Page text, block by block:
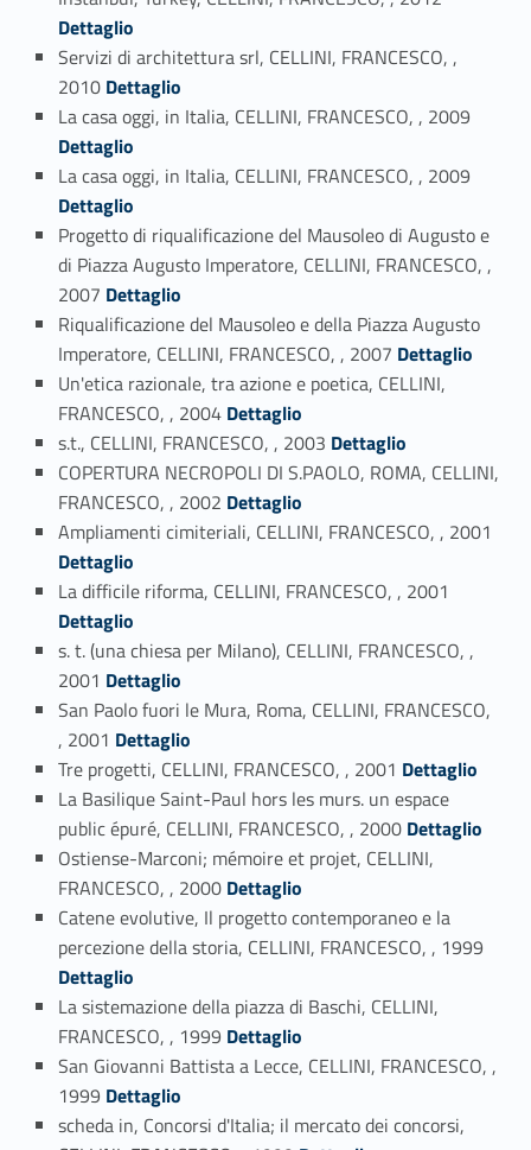
Dettaglio
Servizi di architettura srl, CELLINI, FRANCESCO, ,
2010 Link identifier #identifier_person_140615-9Dettaglio
La casa oggi, in Italia, CELLINI, FRANCESCO, , 2009
Dettaglio
La casa oggi, in Italia, CELLINI, FRANCESCO, , 2009
Dettaglio
Progetto di riqualificazione del Mausoleo di Augusto e
di Piazza Augusto Imperatore, CELLINI, FRANCESCO, ,
2007 Link identifier #identifier_person_161965-12
Dettaglio
Riqualificazione del Mausoleo e della Piazza Augusto
Imperatore, CELLINI, FRANCESCO, , 2007 Link identifier #identifier_person_123735-13
Dettaglio
Un'etica razionale, tra azione e poetica, CELLINI,
FRANCESCO, , 2004 Link identifier #identifier_person_154687-14
Dettaglio
s.t., CELLINI, FRANCESCO, , 2003 Link identifier #identifier_person_12978-15
Dettaglio
COPERTURA NECROPOLI DI S.PAOLO, ROMA, CELLINI,
FRANCESCO, , 2002 Link identifier #identifier_person_18888-16
Dettaglio
Ampliamenti cimiteriali, CELLINI, FRANCESCO, , 2001
Dettaglio
La difficile riforma, CELLINI, FRANCESCO, , 2001
Dettaglio
s. t. (una chiesa per Milano), CELLINI, FRANCESCO, ,
2001 Link identifier #identifier_person_193242-19
Dettaglio
San Paolo fuori le Mura, Roma, CELLINI, FRANCESCO,
, 2001 Link identifier #identifier_person_59552-20
Dettaglio
Tre progetti, CELLINI, FRANCESCO, , 2001 Link identifier #identifier_person_132612-21
Dettaglio
La Basilique Saint-Paul hors les murs. un espace
public épuré, CELLINI, FRANCESCO, , 2000 Link identifier #identifier_person_191645-22
Dettaglio
Ostiense-Marconi; mémoire et projet, CELLINI,
FRANCESCO, , 2000 Link identifier #identifier_person_184590-23
Dettaglio
Catene evolutive, Il progetto contemporaneo e la
percezione della storia, CELLINI, FRANCESCO, , 1999
Dettaglio
La sistemazione della piazza di Baschi, CELLINI,
FRANCESCO, , 1999 Link identifier #identifier_person_164472-25
Dettaglio
San Giovanni Battista a Lecce, CELLINI, FRANCESCO, ,
1999 Link identifier #identifier_person_47612-26
Dettaglio
scheda in, Concorsi d'Italia; il mercato dei concorsi,
Link identifier #identifier_person_30080-27